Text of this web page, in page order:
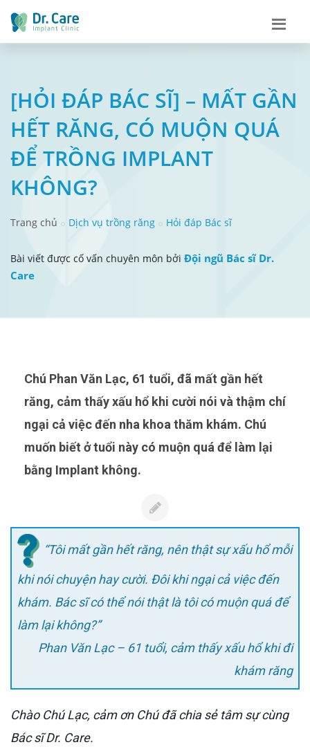
[HỎI ĐÁP BÁC SĨ] – MẤT GẦN
HẾT RĂNG, CÓ MUỘN QUÁ
ĐỂ TRỒNG IMPLANT
KHÔNG?
Trang chủ Dịch vụ trồng răng Hỏi đáp Bác sĩ
Bài viết được cố vấn chuyên môn bởi Đội ngũ Bác sĩ Dr.
Care
Chú Phan Văn Lạc, 61 tuổi, đã mất gần hết
răng, cảm thấy xấu hổ khi cười nói và thậm chí
ngại cả việc đến nha khoa thăm khám. Chú
muốn biết ở tuổi này có muộn quá để làm lại
bằng Implant không.
“Tôi mất gần hết răng, nên thật sự xấu hổ mỗi
khi nói chuyện hay cười. Đôi khi ngại cả việc đến
khám. Bác sĩ có thể nói thật là tôi có muộn quá để
làm lại không?”
Phan Văn Lạc – 61 tuổi, cảm thấy xấu hổ khi đi
khám răng
Chào Chú Lạc, cảm ơn Chú đã chia sẻ tâm sự cùng
Bác sĩ Dr. Care.